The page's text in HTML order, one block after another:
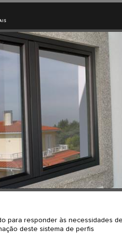
para responder às necessidades
deste sistema de perfis